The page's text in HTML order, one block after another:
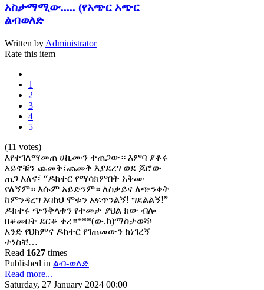
አስታማሚው..... (የአጭር አጭር
ልብወለድ
Written by Administrator
Rate this item
1
2
3
4
5
(11 votes)
እየተገለማመጠ ሀኪሙን ተጠጋው። እምባ ያቆሩ
አይኖቹን ጨመቅ፣ጨመቅ እያደረገ ወደ ጆሮው
ጠጋ አለና፤ “ዶክተር የማሳክምበት አቅሙ
የለኝም። እሱም አይድንም። ለስቃይና ለጭንቀት
ከምንዳረግ እባክህ ሞቱን አፍጥንልኝ! ግደልልኝ!”
ዶክተሩ ጭንቅላቱን የተመታ ያህል ክው ብሎ
በቆመበት ደርቆ ቀረ።***(ው.ክ)ማስታወሻ፦
አንድ የህክምና ዶክተር የገጠመውን ከነገረኝ
ተነስቼ…
Read 1627 times
Published in ልብ-ወለድ
Read more...
Saturday, 27 January 2024 00:00